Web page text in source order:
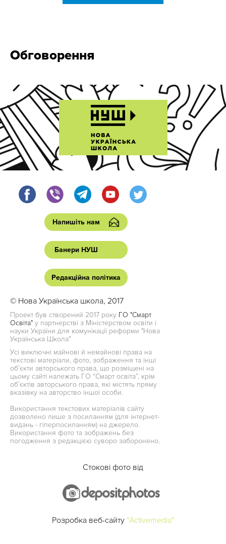
Обговорення
Напишіть нам
Банери НУШ
Редакційна політика
© Нова Українська школа, 2017
Проект був створений 2017 року ГО "Смарт
Освіта" у партнерстві з Міністерством освіти і
науки України для комунікації реформи "Нова
Українська Школа"
Усі виключні майнові й немайнові права на
текстові матеріали, фото, зображення та інші
об’єкти авторського права, що розміщені на
цьому сайті належать ГО “Смарт освіта”, крім
об’єктів авторського права, які містять пряму
вказівку на авторство іншої особи.
Використання текстових матеріалів сайту
дозволено лише з посиланням (для інтернет-
видань - гіперпосиланням) на джерело.
Використання фото та зображень без
погодження з редакцією суворо заборонено.
Стокові фото від
Розробка веб-сайту "Activemedia"